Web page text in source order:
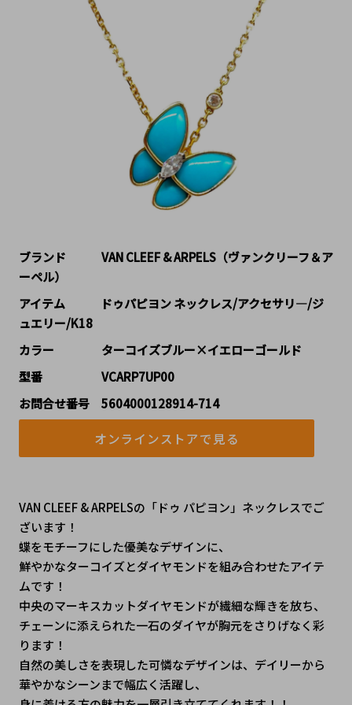
ブランド   VAN CLEEF & ARPELS（ヴァンクリーフ＆ア
ーペル）
アイテム   ドゥパピヨン ネックレス/アクセサリ―/ジ
ュエリー/K18
カラー    ターコイズブルー×イエローゴールド
型番     VCARP7UP00
お問合せ番号 5604000128914-714
オンラインストアで見る
VAN CLEEF & ARPELSの「ドゥ パピヨン」ネックレスでご
ざいます！
蝶をモチーフにした優美なデザインに、
鮮やかなターコイズとダイヤモンドを組み合わせたアイテ
ムです！
中央のマーキスカットダイヤモンドが繊細な輝きを放ち、
チェーンに添えられた一石のダイヤが胸元をさりげなく彩
ります！
自然の美しさを表現した可憐なデザインは、デイリーから
華やかなシーンまで幅広く活躍し、